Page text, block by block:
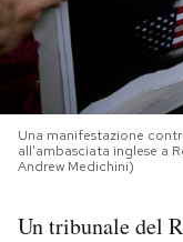
I MIEI PREFERITI
SHOP
Una manifestazione
all'ambasciata inglese a
Andrew Medichini)
Un tribunale del